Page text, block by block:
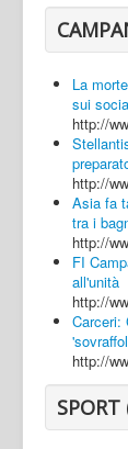
La
sui
http://
http://
Asia fa
tra i
http://
FI
all'unità
http://
Carceri:
http://